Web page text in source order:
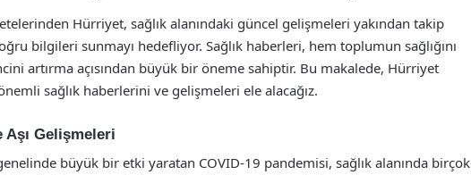
Hürriyet, sağlık alanındaki güncel gelişmeleri yakından takip
bilgileri sunmayı hedefliyor. Sağlık haberleri, hem toplumun sağlığını
artırma açısından büyük bir öneme sahiptir. Bu makalede, Hürriyet
sağlık haberlerini ve gelişmeleri ele alacağız.
Aşı Gelişmeleri
büyük bir etki yaratan COVID-19 pandemisi, sağlık alanında birçok